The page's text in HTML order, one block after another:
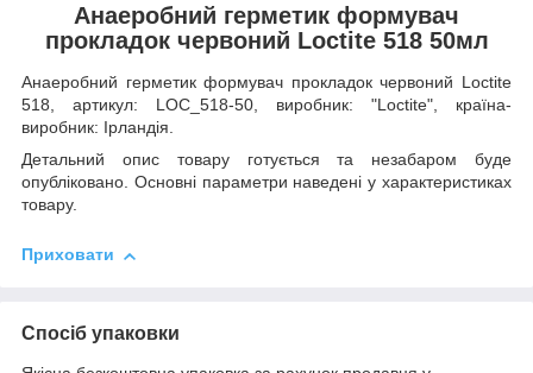
Анаеробний герметик формувач
прокладок червоний Loctite 518 50мл
Анаеробний герметик формувач прокладок червоний Loctite
518, артикул: LOC_518-50, виробник: "Loctite", країна-
виробник: Ірландія.
Детальний опис товару готується та незабаром буде
опубліковано. Основні параметри наведені у характеристиках
товару.
Приховати
Спосіб упаковки